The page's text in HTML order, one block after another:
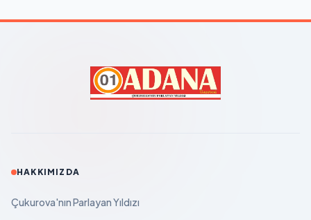
HAKKIMIZDA
Çukurova'nın Parlayan Yıldızı